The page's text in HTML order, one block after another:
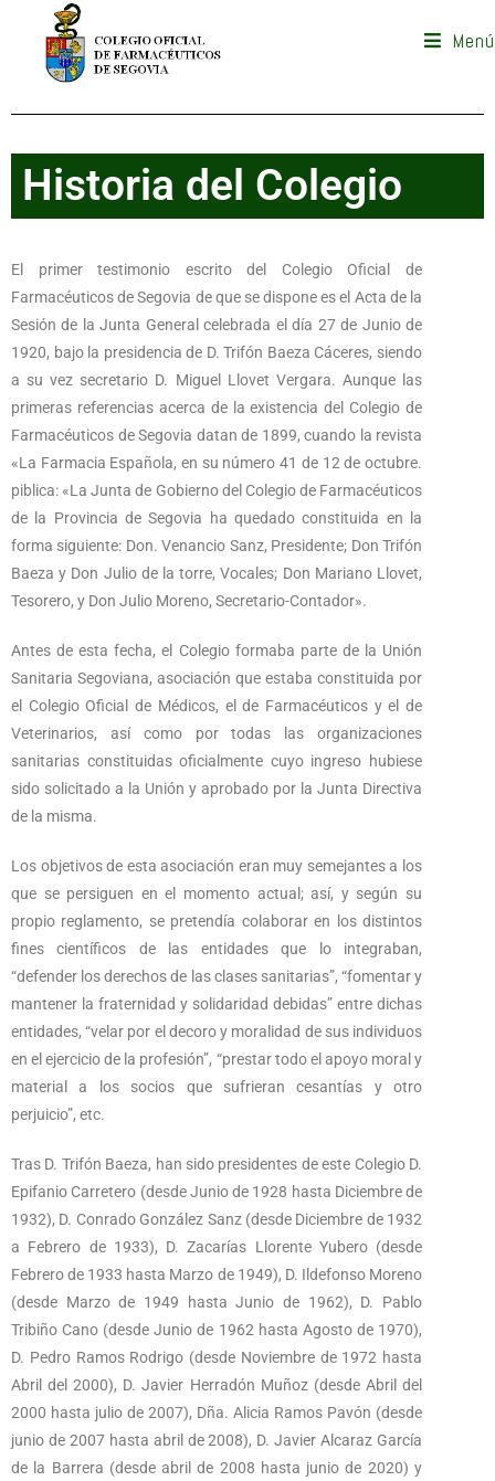
Menú
Historia del Colegio
El primer testimonio escrito del Colegio Oficial de
Farmacéuticos de Segovia de que se dispone es el Acta de la
Sesión de la Junta General celebrada el día 27 de Junio de
1920, bajo la presidencia de D. Trifón Baeza Cáceres, siendo
a su vez secretario D. Miguel Llovet Vergara. Aunque las
primeras referencias acerca de la existencia del Colegio de
Farmacéuticos de Segovia datan de 1899, cuando la revista
«La Farmacia Española, en su número 41 de 12 de octubre.
piblica: «La Junta de Gobierno del Colegio de Farmacéuticos
de la Provincia de Segovia ha quedado constituida en la
forma siguiente: Don. Venancio Sanz, Presidente; Don Trifón
Baeza y Don Julio de la torre, Vocales; Don Mariano Llovet,
Tesorero, y Don Julio Moreno, Secretario-Contador».
Antes de esta fecha, el Colegio formaba parte de la Unión
Sanitaria Segoviana, asociación que estaba constituida por
el Colegio Oficial de Médicos, el de Farmacéuticos y el de
Veterinarios, así como por todas las organizaciones
sanitarias constituidas oficialmente cuyo ingreso hubiese
sido solicitado a la Unión y aprobado por la Junta Directiva
de la misma.
Los objetivos de esta asociación eran muy semejantes a los
que se persiguen en el momento actual; así, y según su
propio reglamento, se pretendía colaborar en los distintos
fines científicos de las entidades que lo integraban,
“defender los derechos de las clases sanitarias”, “fomentar y
mantener la fraternidad y solidaridad debidas” entre dichas
entidades, “velar por el decoro y moralidad de sus individuos
en el ejercicio de la profesión”, “prestar todo el apoyo moral y
material a los socios que sufrieran cesantías y otro
perjuicio”, etc.
Tras D. Trifón Baeza, han sido presidentes de este Colegio D.
Epifanio Carretero (desde Junio de 1928 hasta Diciembre de
1932), D. Conrado González Sanz (desde Diciembre de 1932
a Febrero de 1933), D. Zacarías Llorente Yubero (desde
Febrero de 1933 hasta Marzo de 1949), D. Ildefonso Moreno
(desde Marzo de 1949 hasta Junio de 1962), D. Pablo
Tribiño Cano (desde Junio de 1962 hasta Agosto de 1970),
D. Pedro Ramos Rodrigo (desde Noviembre de 1972 hasta
Abril del 2000), D. Javier Herradón Muñoz (desde Abril del
2000 hasta julio de 2007), Dña. Alicia Ramos Pavón (desde
junio de 2007 hasta abril de 2008), D. Javier Alcaraz García
de la Barrera (desde abril de 2008 hasta junio de 2020) y